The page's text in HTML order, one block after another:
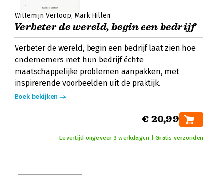
Willemijn Verloop Mark Hillen
Verbeter de wereld, begin een bedrijf
Verbeter de wereld, begin een bedrijf laat zien hoe
ondernemers met hun bedrijf échte
maatschappelijke problemen aanpakken, met
inspirerende voorbeelden uit de praktijk.
Boek bekijken
€ 20,99
Levertijd ongeveer 3 werkdagen | Gratis verzonden